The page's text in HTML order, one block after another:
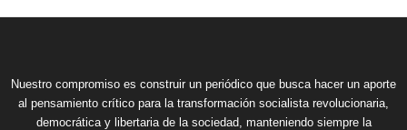
Nuestro compromiso es construir un periódico que busca hacer un aporte
al pensamiento crítico para la transformación socialista revolucionaria,
democrática y libertaria de la sociedad, manteniendo siempre la